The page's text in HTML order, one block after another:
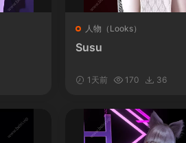
人物（Looks）
Susu
1天前 170 36